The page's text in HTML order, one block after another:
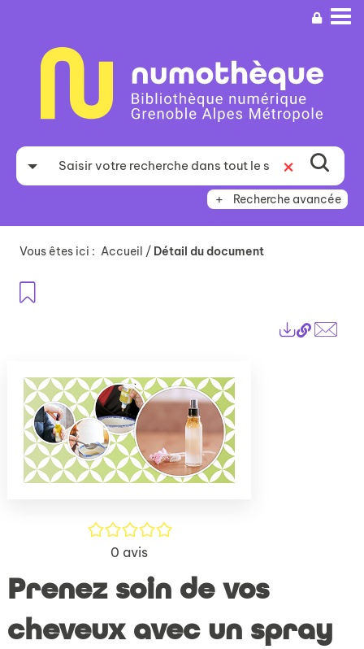
recherche
Recherche avancée
Vous êtes ici : Accueil / Détail du document
Lien
/5
0 avis
Prenez soin de vos
cheveux avec un spray